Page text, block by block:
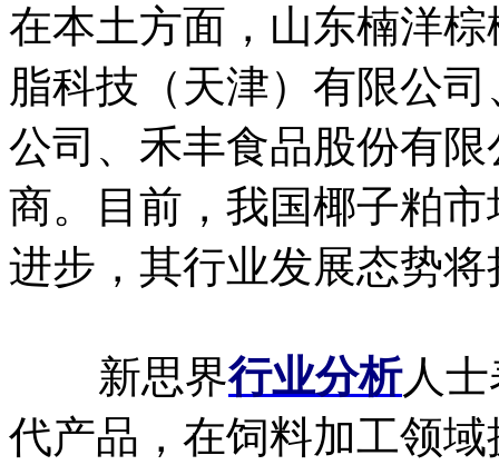
在本土方面，山东楠洋
脂科技（天津）有限公
公司、禾丰食品股份有
商。目前，我国椰子粕
进步，其行业发展态势
新思界行业分析人
代产品，在饲料加工领